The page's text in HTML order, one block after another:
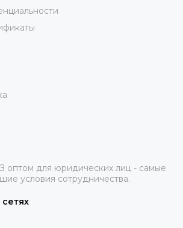
для юридических лиц - самые
условия сотрудничества.